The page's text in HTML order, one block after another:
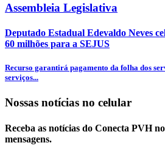
Assembleia Legislativa
Deputado Estadual Edevaldo Neves
60 milhões para a SEJUS
Recurso garantirá pagamento da folha dos
serviços...
Nossas notícias no celular
Receba as notícias do Conecta PVH
mensagens.